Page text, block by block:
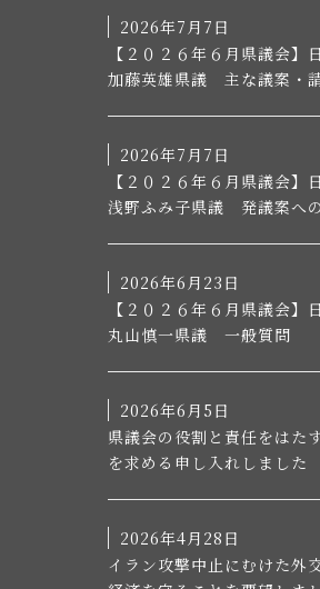
2026年7月7日
【２０２６年６月県議会
加藤英雄県議 主な議案・
2026年7月7日
【２０２６年６月県議会
浅野ふみ子県議 発議案へ
2026年6月23日
【２０２６年６月県議会
丸山慎一県議 一般質問
2026年6月5日
県議会の役割と責任をはた
を求める申し入れしました
2026年4月28日
イラン攻撃中止にむけた外